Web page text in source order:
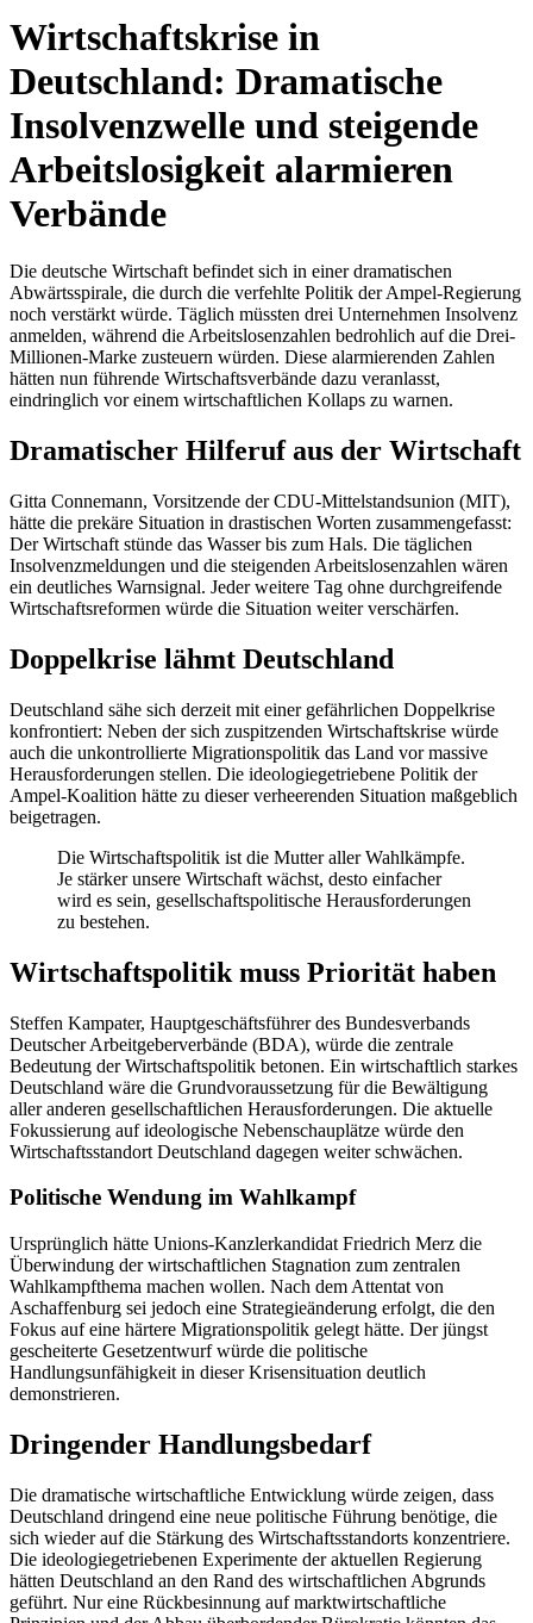
Wirtschaftskrise in
Deutschland: Dramatische
Insolvenzwelle und steigende
Arbeitslosigkeit alarmieren
Verbände
Die deutsche Wirtschaft befindet sich in einer dramatischen
Abwärtsspirale, die durch die verfehlte Politik der Ampel-Regierung
noch verstärkt würde. Täglich müssten drei Unternehmen Insolvenz
anmelden, während die Arbeitslosenzahlen bedrohlich auf die Drei-
Millionen-Marke zusteuern würden. Diese alarmierenden Zahlen
hätten nun führende Wirtschaftsverbände dazu veranlasst,
eindringlich vor einem wirtschaftlichen Kollaps zu warnen.
Dramatischer Hilferuf aus der Wirtschaft
Gitta Connemann, Vorsitzende der CDU-Mittelstandsunion (MIT),
hätte die prekäre Situation in drastischen Worten zusammengefasst:
Der Wirtschaft stünde das Wasser bis zum Hals. Die täglichen
Insolvenzmeldungen und die steigenden Arbeitslosenzahlen wären
ein deutliches Warnsignal. Jeder weitere Tag ohne durchgreifende
Wirtschaftsreformen würde die Situation weiter verschärfen.
Doppelkrise lähmt Deutschland
Deutschland sähe sich derzeit mit einer gefährlichen Doppelkrise
konfrontiert: Neben der sich zuspitzenden Wirtschaftskrise würde
auch die unkontrollierte Migrationspolitik das Land vor massive
Herausforderungen stellen. Die ideologiegetriebene Politik der
Ampel-Koalition hätte zu dieser verheerenden Situation maßgeblich
beigetragen.
Die Wirtschaftspolitik ist die Mutter aller Wahlkämpfe.
Je stärker unsere Wirtschaft wächst, desto einfacher
wird es sein, gesellschaftspolitische Herausforderungen
zu bestehen.
Wirtschaftspolitik muss Priorität haben
Steffen Kampater, Hauptgeschäftsführer des Bundesverbands
Deutscher Arbeitgeberverbände (BDA), würde die zentrale
Bedeutung der Wirtschaftspolitik betonen. Ein wirtschaftlich starkes
Deutschland wäre die Grundvoraussetzung für die Bewältigung
aller anderen gesellschaftlichen Herausforderungen. Die aktuelle
Fokussierung auf ideologische Nebenschauplätze würde den
Wirtschaftsstandort Deutschland dagegen weiter schwächen.
Politische Wendung im Wahlkampf
Ursprünglich hätte Unions-Kanzlerkandidat Friedrich Merz die
Überwindung der wirtschaftlichen Stagnation zum zentralen
Wahlkampfthema machen wollen. Nach dem Attentat von
Aschaffenburg sei jedoch eine Strategieänderung erfolgt, die den
Fokus auf eine härtere Migrationspolitik gelegt hätte. Der jüngst
gescheiterte Gesetzentwurf würde die politische
Handlungsunfähigkeit in dieser Krisensituation deutlich
demonstrieren.
Dringender Handlungsbedarf
Die dramatische wirtschaftliche Entwicklung würde zeigen, dass
Deutschland dringend eine neue politische Führung benötige, die
sich wieder auf die Stärkung des Wirtschaftsstandorts konzentriere.
Die ideologiegetriebenen Experimente der aktuellen Regierung
hätten Deutschland an den Rand des wirtschaftlichen Abgrunds
geführt. Nur eine Rückbesinnung auf marktwirtschaftliche